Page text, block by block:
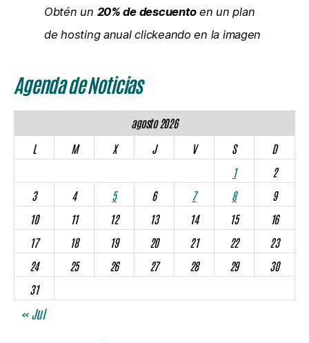
Obtén un 20% de descuentoen un plan
de hosting anual clickeando en la imagen
Agenda de Noticias
agosto 2026
L
M X J V S
D
1
2
3
4 5 6 7 8
9
10
11 12 13 14 15
16
17
18 19 20 21 22
23
24
25 26 27 28 29
30
31
« Jul